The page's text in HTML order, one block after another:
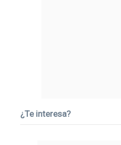
¿Te interesa?